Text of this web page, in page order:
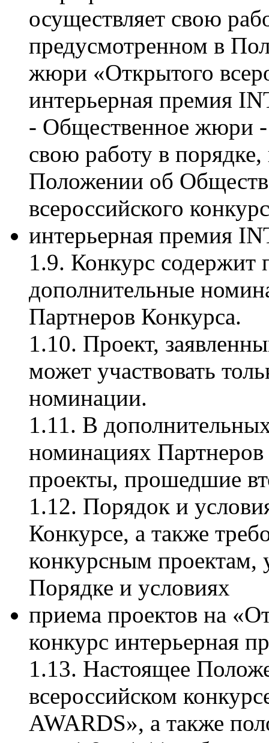
осуществляет свою
предусмотренном в
жюри «Открытого
интерьерная премия
- Общественное жюри -
свою работу в
Положении об
всероссийского
интерьерная премия
1.9. Конкурс содержит
дополнительные
Партнеров Конкурса.
1.10. Проект,
может участвовать
номинации.
1.11. В
номинациях Партнеров
проекты, прошедшие
1.12. Порядок и
Конкурсе, а также
конкурсным
Порядке и условиях
приема проектов на
конкурс интерьерная
1.13. Настоящее
всероссийском
AWARDS», а также